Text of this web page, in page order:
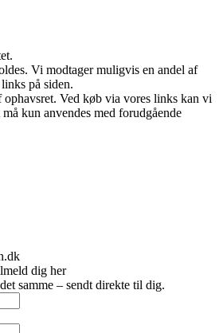
Vi modtager muligvis en andel af
på siden.
Ved køb via vores links kan vi
kun anvendes med forudgående
dig her
samme – sendt direkte til dig.